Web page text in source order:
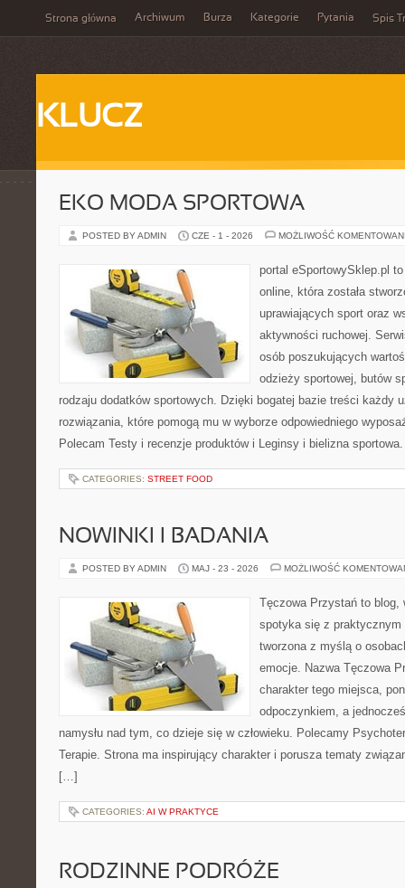
Strona główna Archiwum Burza Kategorie Pytania Spis
KLUCZ
EKO MODA SPORTOWA
POSTED BY ADMIN CZE - 1 - 2026 MOŻLIWOŚĆ
portal eSportowySklep.pl
online, która została
uprawiających sport oraz
aktywności ruchowej.
osób poszukujących
odzieży sportowej, butów
rodzaju dodatków sportowych. Dzięki bogatej bazie treści każdy
rozwiązania, które pomogą mu w wyborze odpowiedniego
Polecam Testy i recenzje produktów i Leginsy i bielizna
CATEGORIES: STREET FOOD
NOWINKI I BADANIA
POSTED BY ADMIN MAJ - 23 - 2026 MOŻLIWOŚĆ
Tęczowa Przystań to
spotyka się z praktycznym
tworzona z myślą o
emocje. Nazwa Tęczowa
charakter tego miejsca,
odpoczynkiem, a
namysłu nad tym, co dzieje się w człowieku. Polecamy
Terapie. Strona ma inspirujący charakter i porusza tematy
[…]
CATEGORIES: AI W PRAKTYCE
RODZINNE PODRÓŻE